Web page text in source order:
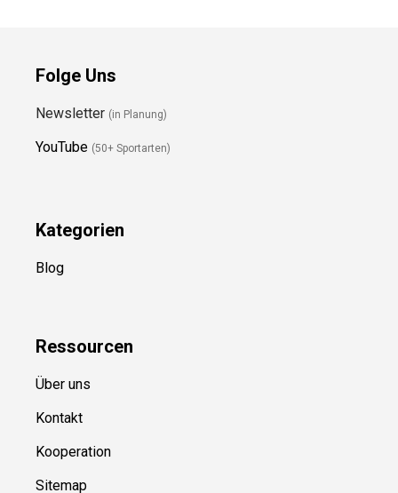
Folge Uns
YouTube (50+ Sportarten)
Blog
Ressource
Über uns